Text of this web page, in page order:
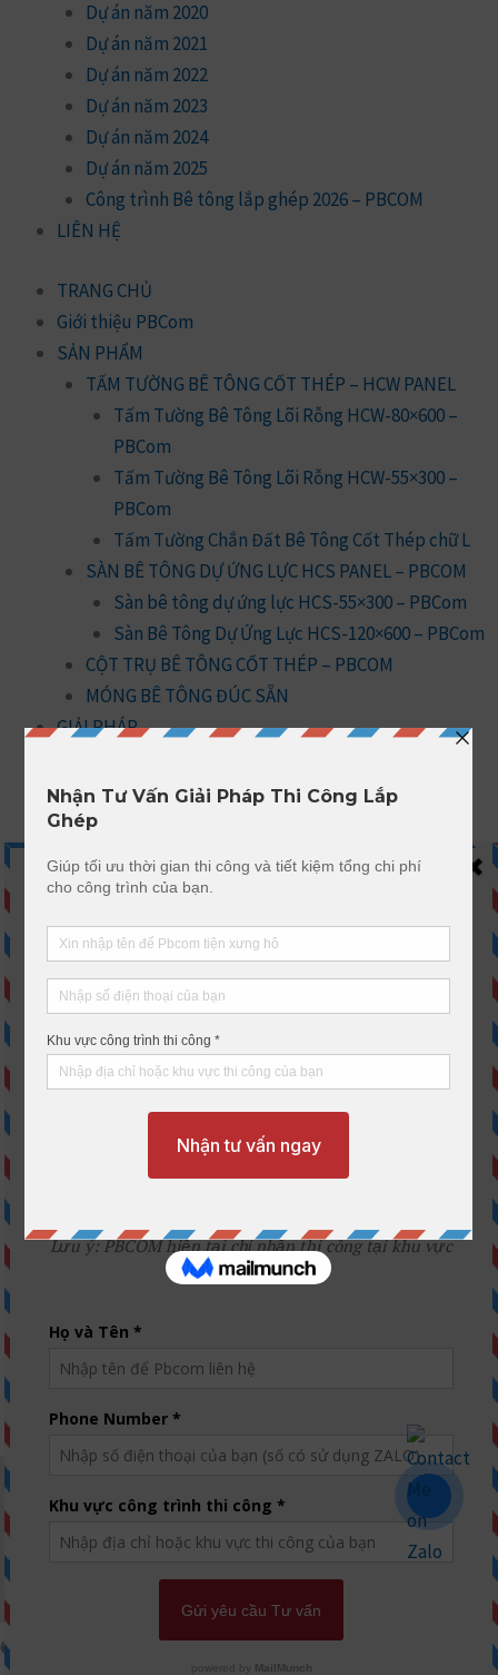
Dự án năm 2020
Dự án năm 2021
Dự án năm 2022
Dự án năm 2023
Dự án năm 2024
Dự án năm 2025
Công trình Bê tông lắp ghép 2026 – PBCOM
LIÊN HỆ
TRANG CHỦ
Giới thiệu PBCom
SẢN PHẨM
TẤM TƯỜNG BÊ TÔNG CỐT THÉP – HCW PANEL
Tấm Tường Bê Tông Lõi Rỗng HCW-80×600 –
PBCom
Tấm Tường Bê Tông Lõi Rỗng HCW-55×300 –
PBCom
Tấm Tường Chắn Đất Bê Tông Cốt Thép chữ L
SÀN BÊ TÔNG DỰ ỨNG LỰC HCS PANEL – PBCOM
Sàn bê tông dự ứng lực HCS-55×300 – PBCom
Sàn Bê Tông Dự Ứng Lực HCS-120×600 – PBCom
CỘT TRỤ BÊ TÔNG CỐT THÉP – PBCOM
MÓNG BÊ TÔNG ĐÚC SẴN
GIẢI PHÁP
Giải Pháp Kè Chắn Đất, Kè Sông
Giải Pháp Sàn Nhẹ Gác Lửng
Giải Pháp Sàn Nhà Công Nghiệp, Thương Mại, Dân
Dụng
Giải pháp Nhà lắp ghép
Giải Pháp Tường Nhà Xưởng
TIN TỨC NGÀNH
BLOG CHIA SẺ
HƯỚNG DẪN KỸ THUẬT
Dự án năm 2018
Dự án năm 2019
Dự án năm 2021
Dự án năm 2022
Dự án năm 2023
Công trình Bê tông lắp ghép 2026 – PBCOM
LIÊN HỆ
© PBCOM Since 2010 – All rights reserved